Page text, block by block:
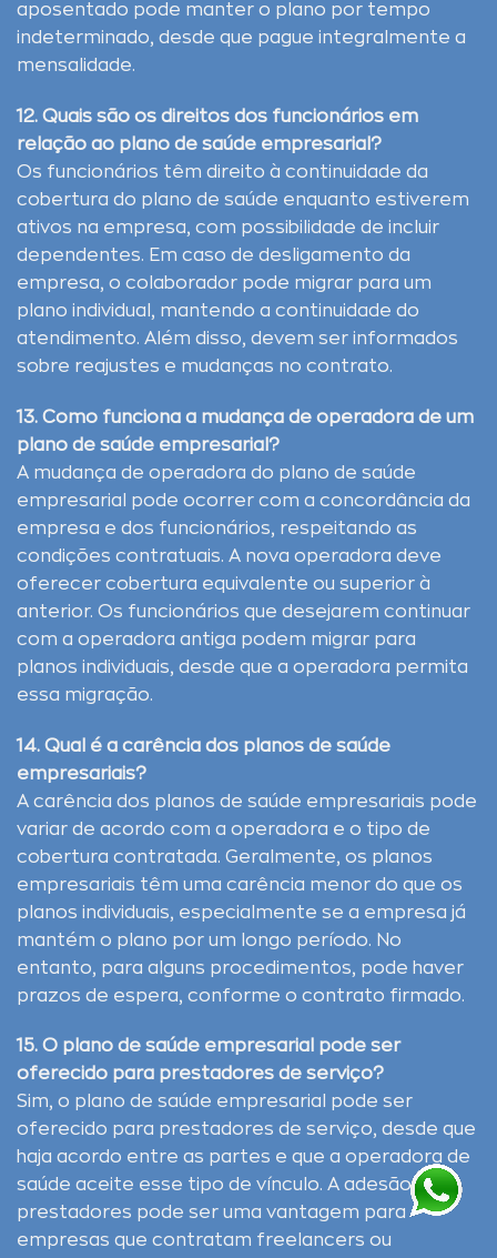
aposentado pode manter o plano por tempo
indeterminado, desde que pague integralmente a
mensalidade.
12. Quais são os direitos dos funcionários em
relação ao plano de saúde empresarial?
Os funcionários têm direito à continuidade da
cobertura do plano de saúde enquanto estiverem
ativos na empresa, com possibilidade de incluir
dependentes. Em caso de desligamento da
empresa, o colaborador pode migrar para um
plano individual, mantendo a continuidade do
atendimento. Além disso, devem ser informados
sobre reajustes e mudanças no contrato.
13. Como funciona a mudança de operadora de um
plano de saúde empresarial?
A mudança de operadora do plano de saúde
empresarial pode ocorrer com a concordância da
empresa e dos funcionários, respeitando as
condições contratuais. A nova operadora deve
oferecer cobertura equivalente ou superior à
anterior. Os funcionários que desejarem continuar
com a operadora antiga podem migrar para
planos individuais, desde que a operadora permita
essa migração.
14. Qual é a carência dos planos de saúde
empresariais?
A carência dos planos de saúde empresariais pode
variar de acordo com a operadora e o tipo de
cobertura contratada. Geralmente, os planos
empresariais têm uma carência menor do que os
planos individuais, especialmente se a empresa já
mantém o plano por um longo período. No
entanto, para alguns procedimentos, pode haver
prazos de espera, conforme o contrato firmado.
15. O plano de saúde empresarial pode ser
oferecido para prestadores de serviço?
Sim, o plano de saúde empresarial pode ser
oferecido para prestadores de serviço, desde que
haja acordo entre as partes e que a operadora de
saúde aceite esse tipo de vínculo. A adesão de
prestadores pode ser uma vantagem para
empresas que contratam freelancers ou